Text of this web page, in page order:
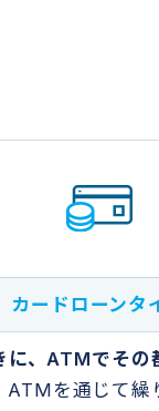
カードローンタ
に、ATMでその
ATMを通じて繰